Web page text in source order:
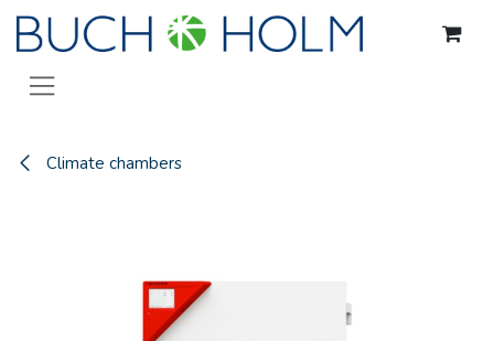
Skip to Content
Climate chambers